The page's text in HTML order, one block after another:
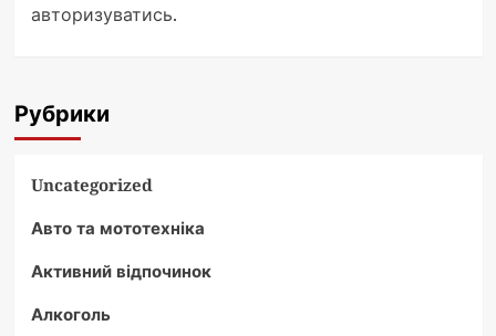
авторизуватись.
Рубрики
Uncategorized
Авто та мототехніка
Активний відпочинок
Алкоголь